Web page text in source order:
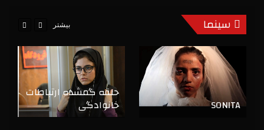
سینما بیشتر
SONITA
حلقه گمشده ارتباطات
خانوادگی